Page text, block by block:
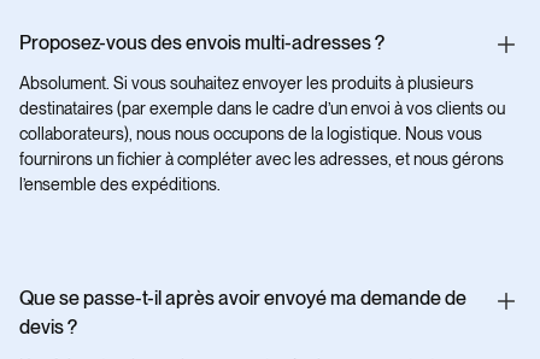
Proposez-vous des envois multi-adresses ?
Absolument. Si vous souhaitez envoyer les produits à plusieurs
destinataires (par exemple dans le cadre d’un envoi à vos clients ou
collaborateurs), nous nous occupons de la logistique. Nous vous
fournirons un fichier à compléter avec les adresses, et nous gérons
l’ensemble des expéditions.
Que se passe-t-il après avoir envoyé ma demande de
devis ?